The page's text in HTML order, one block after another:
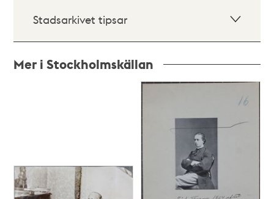
Stadsarkivet tipsar
Mer i Stockholmskällan